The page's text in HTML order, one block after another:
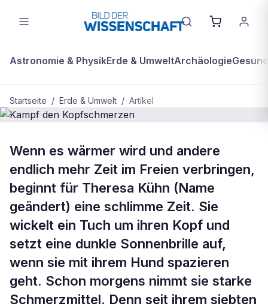
Astronomie & PhysikErde & UmweltArchäologie
Startseite / Erde & Umwelt / Artikel
ERDE & UMWELT
Kampf den Kopfschmerzen
Wenn es wärmer wird und andere
endlich mehr Zeit im Freien verbringen,
beginnt für Theresa Kühn (Name
geändert) eine schlimme Zeit. Sie
wickelt ein Tuch um ihren Kopf und
setzt eine dunkle Sonnenbrille auf,
wenn sie mit ihrem Hund spazieren
geht. Schon morgens nimmt sie starke
Schmerzmittel. Denn seit ihrem siebten